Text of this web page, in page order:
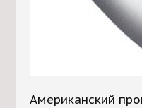
Американский